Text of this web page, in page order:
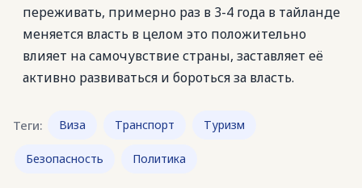
переживать, примерно раз в 3-4 года в тайланде
меняется власть в целом это положительно
влияет на самочувствие страны, заставляет её
активно развиваться и бороться за власть.
Теги: Виза Транспорт Туризм
Безопасность Политика